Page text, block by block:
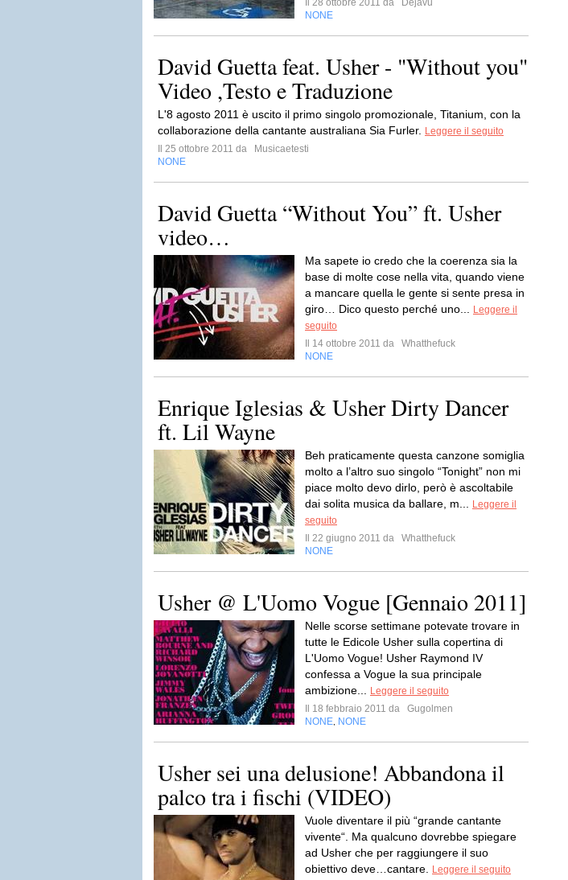
Il 28 ottobre 2011 da
Dejavu
NONE
David Guetta feat. Usher - "Without you"
Video ,Testo e Traduzione
L'8 agosto 2011 è uscito il primo singolo promozionale, Titanium, con la
collaborazione della cantante australiana Sia Furler.
Leggere il seguito
Il 25 ottobre 2011 da
Musicaetesti
NONE
David Guetta “Without You” ft. Usher
video…
Ma sapete io credo che la coerenza sia la
base di molte cose nella vita, quando viene
a mancare quella le gente si sente presa in
giro… Dico questo perché uno...
Leggere il
seguito
Il 14 ottobre 2011 da
Whatthefuck
NONE
Enrique Iglesias & Usher Dirty Dancer
ft. Lil Wayne
Beh praticamente questa canzone somiglia
molto a l’altro suo singolo “Tonight” non mi
piace molto devo dirlo, però è ascoltabile
dai solita musica da ballare, m...
Leggere il
seguito
Il 22 giugno 2011 da
Whatthefuck
NONE
Usher @ L'Uomo Vogue [Gennaio 2011]
Nelle scorse settimane potevate trovare in
tutte le Edicole Usher sulla copertina di
L'Uomo Vogue! Usher Raymond IV
confessa a Vogue la sua principale
ambizione...
Leggere il seguito
Il 18 febbraio 2011 da
Gugolmen
NONE NONE
Usher sei una delusione! Abbandona il
palco tra i fischi (VIDEO)
Vuole diventare il più “grande cantante
vivente“. Ma qualcuno dovrebbe spiegare
ad Usher che per raggiungere il suo
obiettivo deve…cantare.
Leggere il seguito